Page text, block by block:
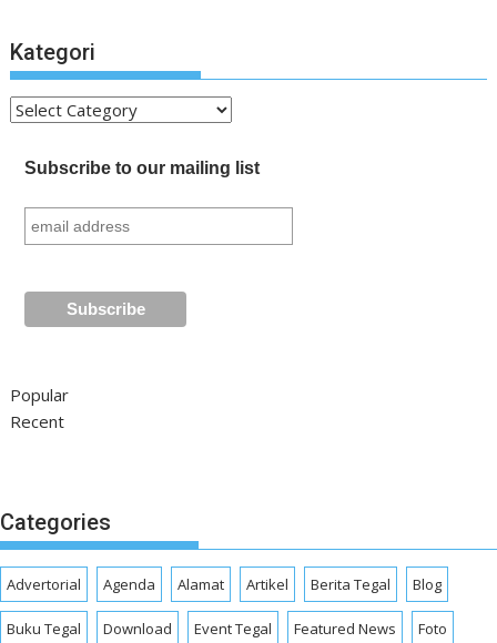
Kategori
Kategori
Subscribe to our mailing list
Popular
Recent
Categories
Advertorial Agenda Alamat Artikel Berita Tegal Blog
Buku Tegal Download Event Tegal Featured News Foto